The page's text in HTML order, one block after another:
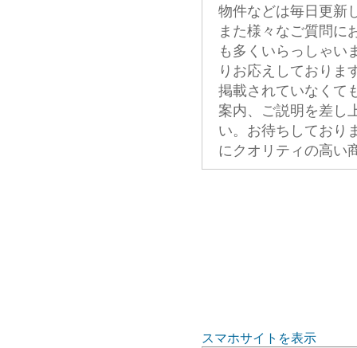
物件などは毎日更新
また様々なご質問に
も多くいらっしゃい
りお応えしておりま
掲載されていなくて
案内、ご説明を差し
い。お待ちしており
にクオリティの高い
スマホサイトを表示